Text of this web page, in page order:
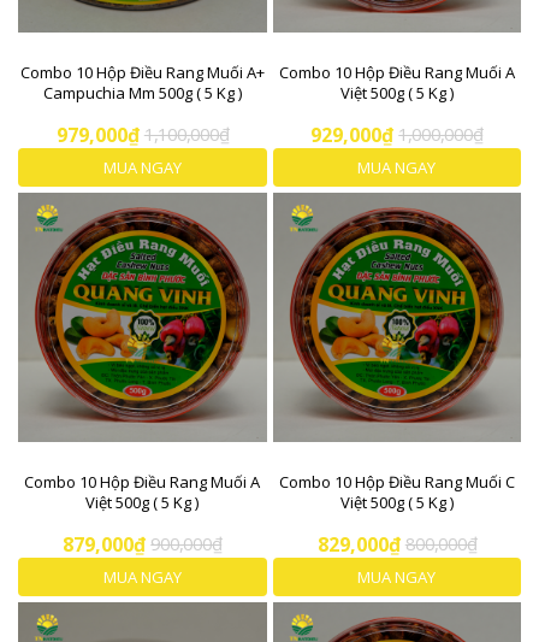
Combo 10 Hộp Điều Rang Muối A+
Campuchia Mm 500g ( 5 Kg )
979,000₫ 1,100,000₫
MUA NGAY
Combo 10 Hộp Điều Rang Muối A
Việt 500g ( 5 Kg )
929,000₫ 1,000,000₫
MUA NGAY
Combo 10 Hộp Điều Rang Muối A
Việt 500g ( 5 Kg )
879,000₫ 900,000₫
MUA NGAY
Combo 10 Hộp Điều Rang Muối C
Việt 500g ( 5 Kg )
829,000₫ 800,000₫
MUA NGAY